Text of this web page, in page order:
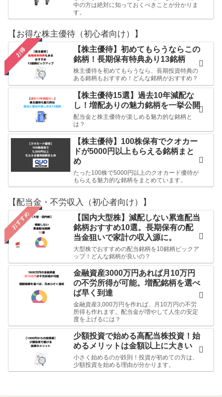
中の方は絶対に知っておくべきことが分かりま
す。
【お得な株主優待（初心者向け）】
お得
【株主優待】初めてもらうならこの
銘柄！長期保有特典あり13銘柄
株主優待を初めてもらうなら、長期投資特典の
ある銘柄もおすすめ！どんな銘柄がおすすめ？
【株主優待15選】過去10年減配な
し！増配ありの魅力銘柄を一挙公開
配当金と株主優待が楽しめる魅力的な銘柄と
は？
【株主優待】100株保有でクオカー
ドが5000円以上もらえる銘柄まと
め
たった100株で5000円以上のクオカード優待が
もらえる魅力的な銘柄をまとめています。
【配当金・不労収入（初心者向け）】
おすすめ
【国内大型株】減配しない累進配当
銘柄おすすめ10選。長期保有の配
当金狙いで家計の収入源に。
大型株でおすすめの配当銘柄を10銘柄ピックア
ップ！どんな銘柄が良いの？
金融資産3000万円あれば月10万円
の不労所得が可能。増配銘柄を選べ
ば早く到達
金融資産3,000万円を作れば、月10万円の不労
所得も作れます。配当金が増やして人生の安定
度を上げるには？
少額投資で始める高配当株投資！始
めるメリットは金額以上に大きい
小さく始めるのが鉄則！投資が初めての方は、
少額投資を始める理由が分かります。